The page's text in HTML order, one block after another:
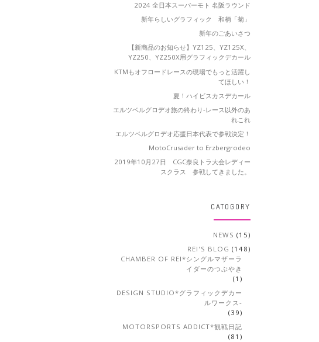
2024 全日本スーパーモト 名阪ラウンド
新年らしいグラフィック 和柄「菊」
新年のごあいさつ
【新商品のお知らせ】YZ125、YZ125X、
YZ250、YZ250X用グラフィックデカール
KTMもオフロードレースの現場でもっと活躍し
てほしい！
夏！ハイビスカスデカール
エルツベルグロデオ旅の終わり-レース以外のあ
れこれ
エルツベルグロデオ応援日本代表で参戦決定！
MotoCrusader to Erzbergrodeo
2019年10月27日 CGC奈良トラ大会レディー
スクラス 参戦してきました。
CATOGORY
NEWS (15)
REI'S BLOG (148)
CHAMBER OF REI*シングルマザーラ
イダーのつぶやき
(1)
DESIGN STUDIO*グラフィックデカー
ルワークス-
(39)
MOTORSPORTS ADDICT*観戦日記
(81)